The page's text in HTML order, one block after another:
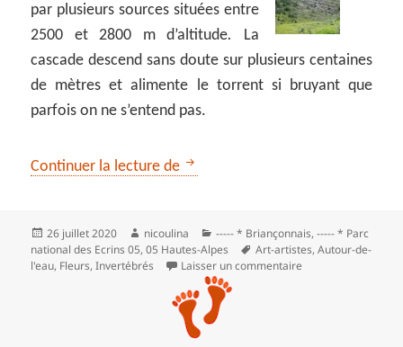
par plusieurs sources situées entre
2500 et 2800 m d’altitude. La
cascade descend sans doute sur plusieurs centaines
de mètres et alimente le torrent si bruyant que
parfois on ne s’entend pas.
Continuer la lecture de Les cascades de Puy-Saint-
Publié
le
26 juillet 2020 Auteur
nicoulina Catégories
----- * Briançonnais,----- * Parc
national des Ecrins 05,05 Hautes-Alpes Mots-
clés
Art-artistes,Autour-de-
l'eau, Fleurs,Invertébrés Laisser un commentaire